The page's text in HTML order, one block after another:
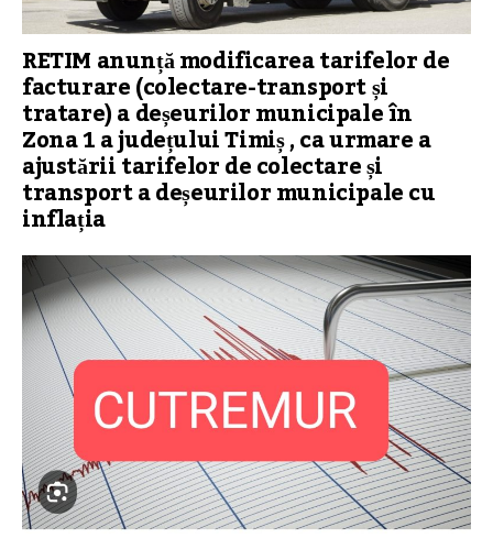
RETIM anunță modificarea tarifelor de
facturare (colectare-transport și
tratare) a deșeurilor municipale în
Zona 1 a județului Timiș , ca urmare a
ajustării tarifelor de colectare și
transport a deșeurilor municipale cu
inflația